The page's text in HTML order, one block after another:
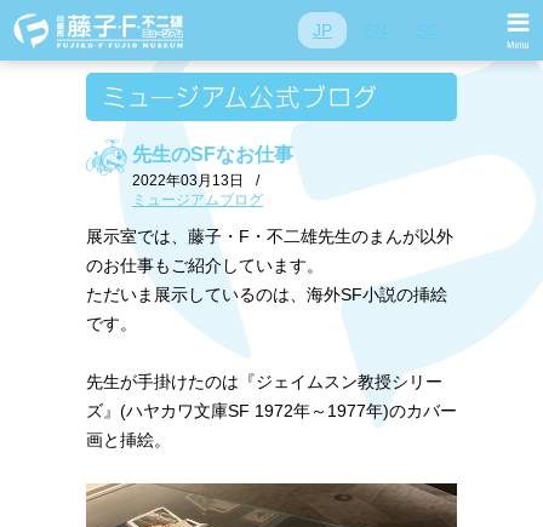
JP
先生のSFなお仕事
2022年03月13日
/
ミュージアムブログ
展示室では、藤子・F・不二雄先生のまんが以外
のお仕事もご紹介しています。
ただいま展示しているのは、海外SF小説の挿絵
です。
先生が手掛けたのは『ジェイムスン教授シリー
ズ』(ハヤカワ文庫SF 1972年～1977年)のカバー
画と挿絵。